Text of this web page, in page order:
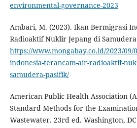
environmental-governance-2023
Ambari, M. (2023). Ikan Bermigrasi
Radioaktif Nuklir Jepang di
https://www.mongabay.co.id/2023/
indonesia-terancam-air-radioaktif-
samudera-pasifik/
American Public Health Association
Standard Methods for the
Wastewater. 23rd ed. Washington,